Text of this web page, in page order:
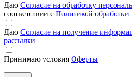
Даю Согласие на обработку
соответствии с Политикой
Даю Согласие на получение
рассылки
Принимаю условия Оферты